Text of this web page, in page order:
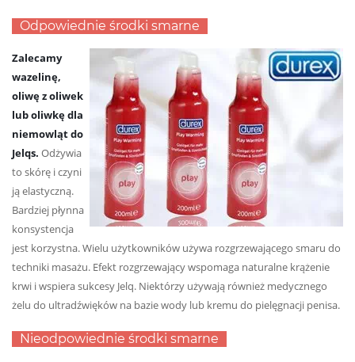
Odpowiednie środki smarne
Zalecamy
wazelinę,
oliwę z oliwek
lub oliwkę dla
niemowląt do
Jelqs. Odżywia
to skórę i czyni
ją elastyczną.
Bardziej płynna
konsystencja
jest korzystna. Wielu użytkowników używa rozgrzewającego smaru do
techniki masażu. Efekt rozgrzewający wspomaga naturalne krążenie
krwi i wspiera sukcesy Jelq. Niektórzy używają również medycznego
żelu do ultradźwięków na bazie wody lub kremu do pielęgnacji penisa.
Nieodpowiednie środki smarne